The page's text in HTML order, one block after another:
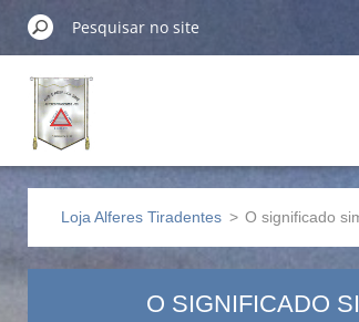
Loja Alferes Tiradentes > O significado
O SIGNIFICADO